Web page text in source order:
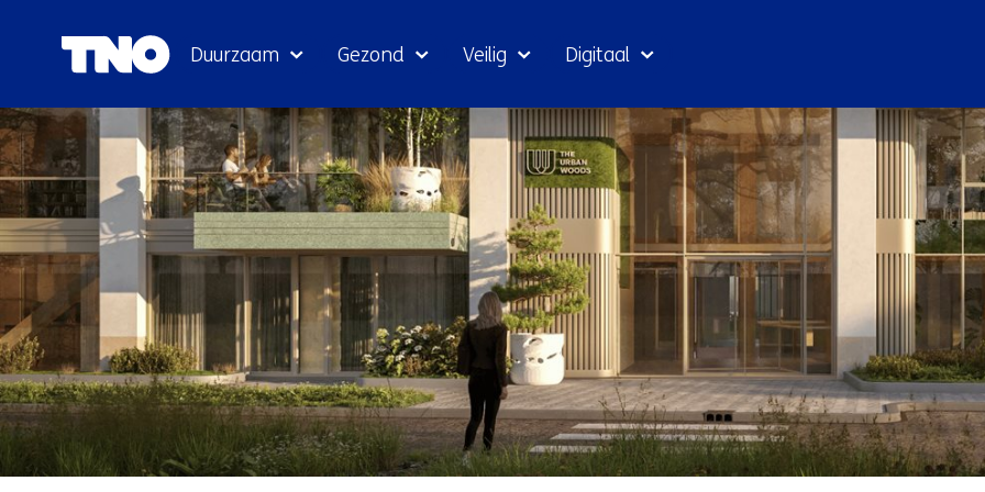
Duurzaam Gezond Veilig Digitaal